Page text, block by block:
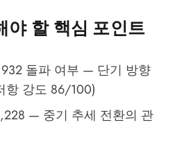
야 할 핵심 포인트
돌파 여부 — 단기 방향
항 강도 86/100)
— 중기 추세 전환의 관